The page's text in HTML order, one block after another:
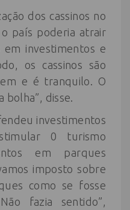
dos cassinos no
país poderia atrair
em investimentos e
os cassinos são
e é tranquilo. O
bolha”, disse.
investimentos
0 turismo
em parques
imposto sobre
como se fosse
fazia sentido”,